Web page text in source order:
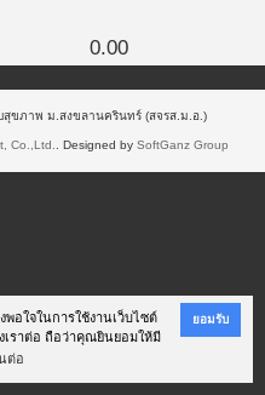
อใจในการใช้งานเว็บไซต์
ราต่อ ถือว่าคุณยินยอมให้มี
ต่อ
ยอมรับ
0.00
สุขภาพ ม.สงขลานครินทร์ (สจรส.ม.อ.)
Co.,Ltd. . Designed by SoftGanz Group